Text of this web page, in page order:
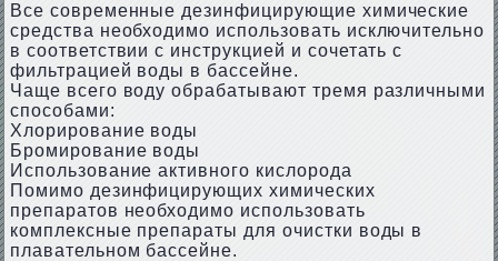
Все современные дезинфицирующие химические
средства необходимо использовать исключительно
в соответствии с инструкцией и сочетать с
фильтрацией воды в бассейне.
Чаще всего воду обрабатывают тремя различными
способами:
Хлорирование воды
Бромирование воды
Использование активного кислорода
Помимо дезинфицирующих химических
препаратов необходимо использовать
комплексные препараты для очистки воды в
плавательном бассейне.